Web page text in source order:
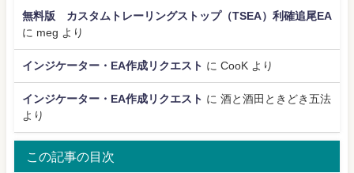
無料版 カスタムトレーリングストップ（TSEA）利確追尾EA
に meg より
インジケーター・EA作成リクエスト に CooK より
インジケーター・EA作成リクエスト に 酒と酒田ときどき五法
より
この記事の目次